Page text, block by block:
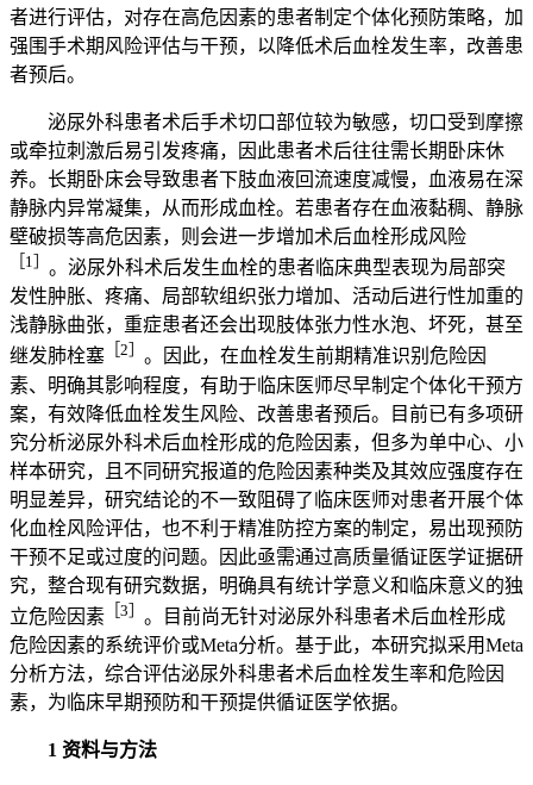
者进行评估，对存在高危因素的患者制定个体化预防策略，加
强围手术期风险评估与干预，以降低术后血栓发生率，改善患
者预后。
泌尿外科患者术后手术切口部位较为敏感，切口受到摩擦
或牵拉刺激后易引发疼痛，因此患者术后往往需长期卧床休
养。长期卧床会导致患者下肢血液回流速度减慢，血液易在深
静脉内异常凝集，从而形成血栓。若患者存在血液黏稠、静脉
壁破损等高危因素，则会进一步增加术后血栓形成风险
［1］ 。泌尿外科术后发生血栓的患者临床典型表现为局部突
发性肿胀、疼痛、局部软组织张力增加、活动后进行性加重的
浅静脉曲张，重症患者还会出现肢体张力性水泡、坏死，甚至
继发肺栓塞 ［2］ 。因此，在血栓发生前期精准识别危险因
素、明确其影响程度，有助于临床医师尽早制定个体化干预方
案，有效降低血栓发生风险、改善患者预后。目前已有多项研
究分析泌尿外科术后血栓形成的危险因素，但多为单中心、小
样本研究，且不同研究报道的危险因素种类及其效应强度存在
明显差异，研究结论的不一致阻碍了临床医师对患者开展个体
化血栓风险评估，也不利于精准防控方案的制定，易出现预防
干预不足或过度的问题。因此亟需通过高质量循证医学证据研
究，整合现有研究数据，明确具有统计学意义和临床意义的独
立危险因素 ［3］ 。目前尚无针对泌尿外科患者术后血栓形成
危险因素的系统评价或Meta分析。基于此，本研究拟采用Meta
分析方法，综合评估泌尿外科患者术后血栓发生率和危险因
素，为临床早期预防和干预提供循证医学依据。
1 资料与方法